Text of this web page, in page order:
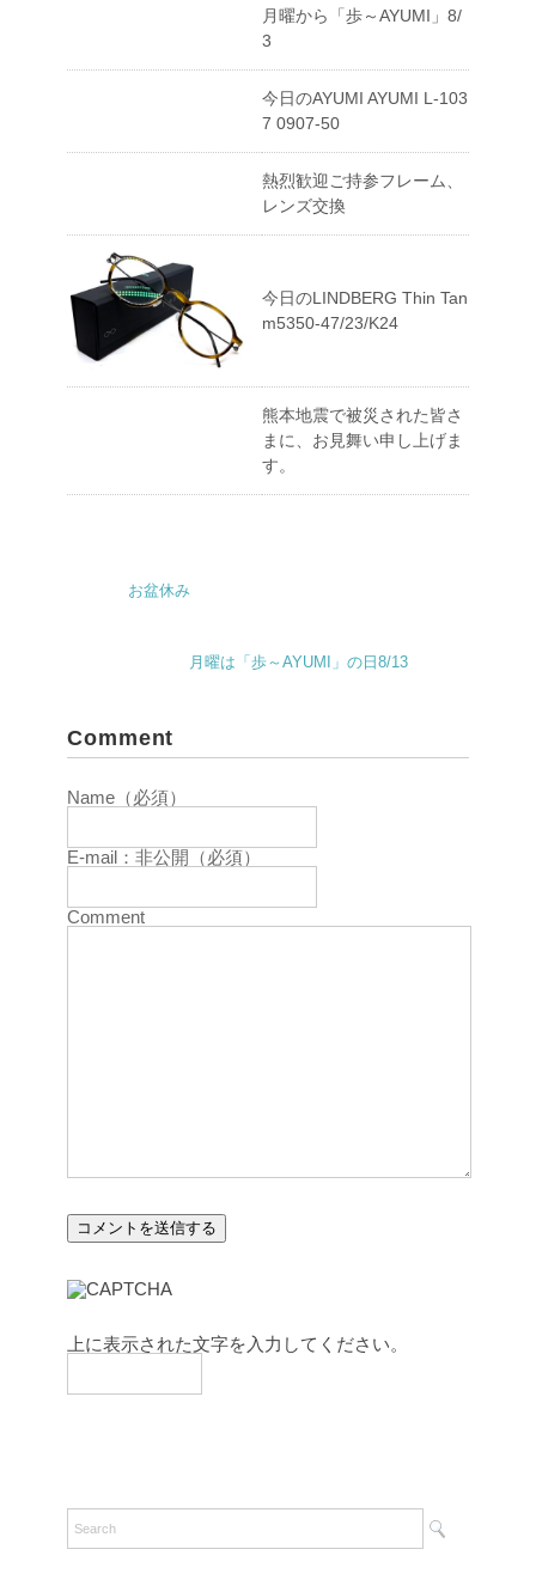
月曜から「歩～AYUMI」8/
3
今日のAYUMI AYUMI L-103
7 0907-50
熱烈歓迎ご持参フレーム、
レンズ交換
今日のLINDBERG Thin Tan
m5350-47/23/K24
熊本地震で被災された皆さ
まに、お見舞い申し上げま
す。
お盆休み
月曜は「歩～AYUMI」の日8/13
Comment
Name（必須）
E-mail：非公開（必須）
Comment
上に表示された文字を入力してください。